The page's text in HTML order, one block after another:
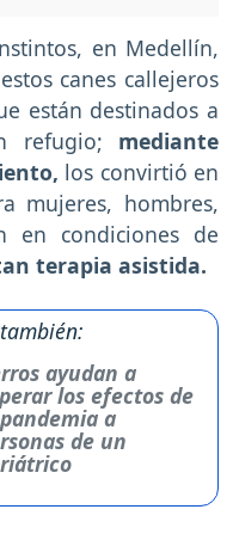
en Medellín,
canes callejeros
están destinados a
refugio; mediante
los convirtió en
mujeres, hombres,
en condiciones de
terapia asistida.
ayudan a
los efectos de
a
de un